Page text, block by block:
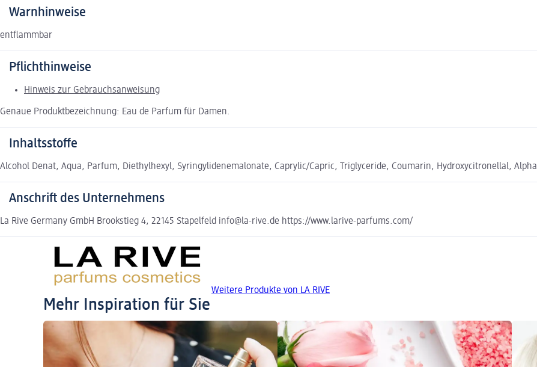
Warnhinweise
entflammbar
Pflichthinweise
Hinweis zur Gebrauchsanweisung
Genaue Produktbezeichnung: Eau de Parfum für Damen.
Inhaltsstoffe
Alcohol Denat, Aqua, Parfum, Diethylhexyl, Syringylidenemalonate, Caprylic/Capric, Triglyceride, Coumarin, Hydroxycitronellal, Alpha
Anschrift des Unternehmens
La Rive Germany GmbH Brookstieg 4, 22145 Stapelfeld info@la-rive.de https://www.larive-parfums.com/
Weitere Produkte von LA RIVE
Mehr Inspiration für Sie